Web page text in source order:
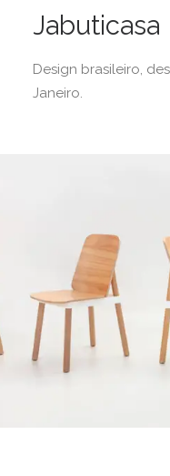
Jabuticasa
Design brasileiro,
Janeiro.